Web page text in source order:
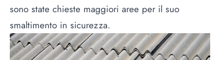
sono state chieste maggiori aree per il suo
smaltimento in sicurezza.